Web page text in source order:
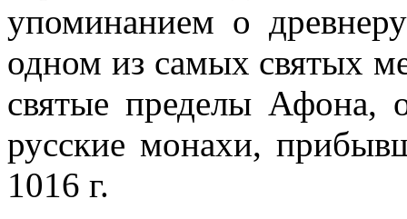
упоминанием о
одном из самых святых
святые пределы Афона,
русские монахи,
1016 г.